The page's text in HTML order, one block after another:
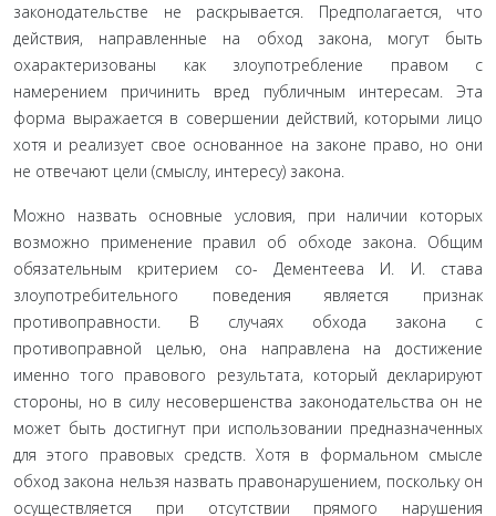
законодательстве не раскрывается. Предполагается, что
действия, направленные на обход закона, могут быть
охарактеризованы как злоупотребление правом с
намерением причинить вред публич­ным интересам. Эта
форма выражается в совершении действий, которыми лицо
хотя и реализует свое основанное на законе пра­во, но они
не отвечают цели (смыслу, интересу) закона.
Можно назвать основные условия, при наличии которых
возможно применение правил об обходе закона. Общим
обязательным критерием со- Дементеева И. И. става
злоупотребительного поведения является признак
противоправности. В случа­ях обхода закона с
противоправной целью, она направлена на достижение
именно того правового результата, который де­кларируют
стороны, но в силу несовершенства законодатель­ства он не
может быть достигнут при использовании предна­значенных
для этого правовых средств. Хотя в формальном смысле
обход закона нельзя назвать правонарушением, по­скольку он
осуществляется при отсутствии прямого наруше­ния